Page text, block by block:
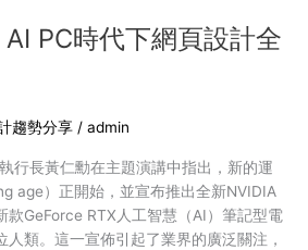
PC時代下網頁設計全
趨勢分享 / admin
行長黃仁勳在主題演講中指出，新的運
age）正開始，並宣布推出全新NVIDIA
款GeForce RTX人工智慧（AI）筆記型電
人類。這一宣佈引起了業界的廣泛關注，